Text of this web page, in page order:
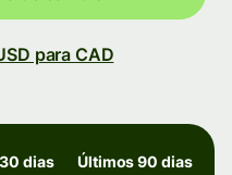
para CAD
dias Últimos 90 dias